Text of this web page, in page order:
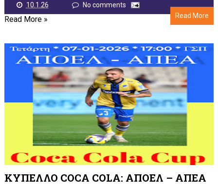
10.1.26
No comments
Read More
Read More »
ΚΥΠΕΛΛΟ COCA COLA: ΑΠΟΕΛ – ΑΠΕΑ